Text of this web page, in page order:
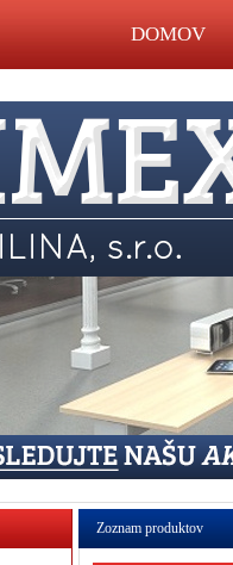
DOMOV
Zoznam produktov